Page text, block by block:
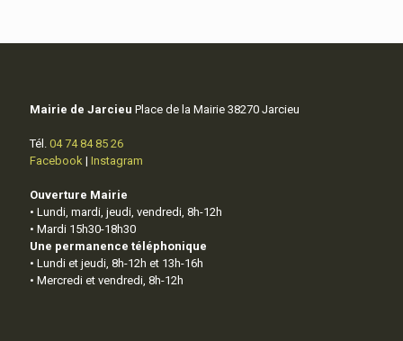
Mairie de Jarcieu Place de la Mairie 38270 Jarcieu
Tél. 04 74 84 85 26
Facebook | Instagram
Ouverture Mairie
• Lundi, mardi, jeudi, vendredi, 8h-12h
• Mardi 15h30-18h30
Une permanence téléphonique
• Lundi et jeudi, 8h-12h et 13h-16h
• Mercredi et vendredi, 8h-12h